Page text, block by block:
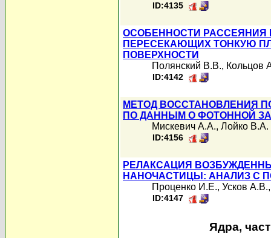
ID:4135
ОСОБЕННОСТИ РАССЕЯНИЯ
ПЕРЕСЕКАЮЩИХ ТОНКУЮ
ПОВЕРХНОСТИ
Полянский В.В., Кольцов
ID:4142
МЕТОД ВОССТАНОВЛЕНИЯ
ПО ДАННЫМ О ФОТОННОЙ
Мискевич А.А., Лойко В.А.
ID:4156
РЕЛАКСАЦИЯ
НАНОЧАСТИЦЫ: АНАЛИЗ С
Проценко И.Е., Усков А.В.
ID:4147
Ядра,